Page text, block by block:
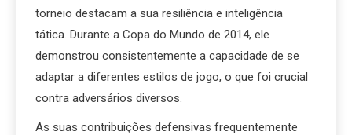
torneio destacam a sua resiliência e inteligência
tática. Durante a Copa do Mundo de 2014, ele
demonstrou consistentemente a capacidade de se
adaptar a diferentes estilos de jogo, o que foi crucial
contra adversários diversos.
As suas contribuições defensivas frequentemente